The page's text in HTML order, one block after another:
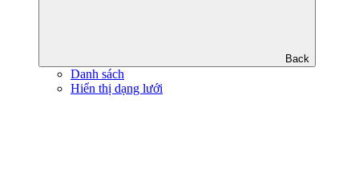
Back
Danh sách
Hiển thị dạng lưới